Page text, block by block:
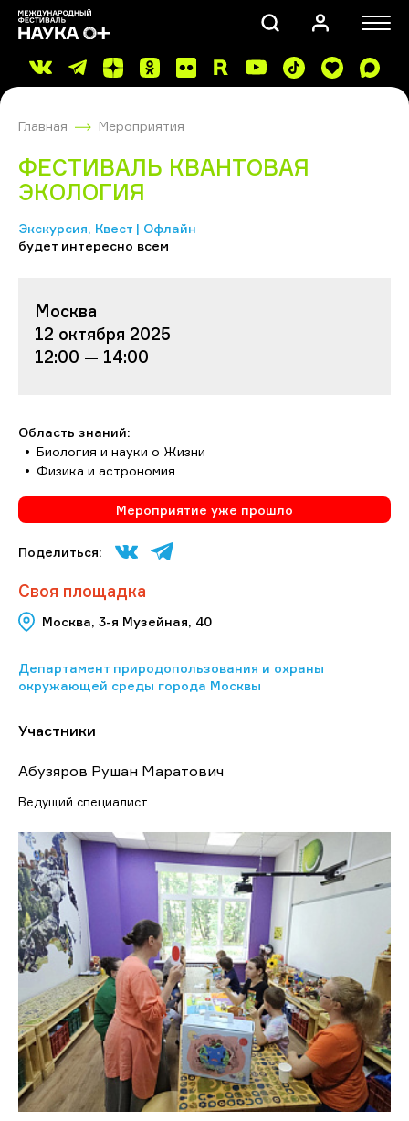
Главная Мероприятия
ФЕСТИВАЛЬ КВАНТОВАЯ
ЭКОЛОГИЯ
Экскурсия, Квест | Офлайн
будет интересно всем
Москва
12 октября 2025
12:00 — 14:00
Область знаний:
Биология и науки о Жизни
Физика и астрономия
Мероприятие уже прошло
Поделиться:
Своя площадка
Москва, 3-я Музейная, 40
Департамент природопользования и охраны
окружающей среды города Москвы
Участники
Абузяров Рушан Маратович
Ведущий специалист